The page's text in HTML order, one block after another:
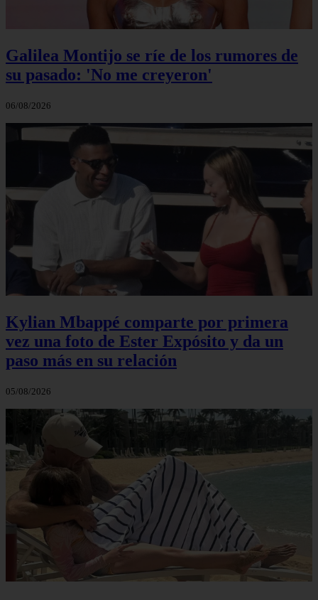
Galilea Montijo se ríe de los rumores de
su pasado: 'No me creyeron'
06/08/2026
Kylian Mbappé comparte por primera
vez una foto de Ester Expósito y da un
paso más en su relación
05/08/2026